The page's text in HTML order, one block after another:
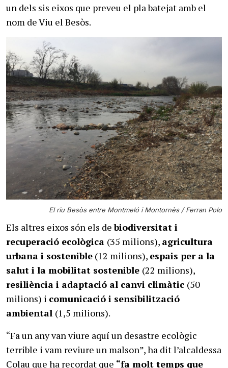
un dels sis eixos que preveu el pla batejat amb el
nom de Viu el Besòs.
El riu Besòs entre Montmeló i Montornès / Ferran Polo
Els altres eixos són els debiodiversitat i
recuperació ecològica (35 milions), agricultura
urbana i sostenible (12 milions), espais per a la
salut i la mobilitat sostenible (22 milions),
resiliència i adaptació al canvi climàtic (50
milions) i comunicació i sensibilització
ambiental (1,5 milions).
“Fa un any van viure aquí un desastre ecològic
terrible i vam reviure un malson”, ha dit l’alcaldessa
Colau que ha recordat que “fa molt temps que